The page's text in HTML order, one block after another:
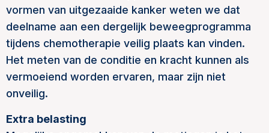
vormen van uitgezaaide kanker weten we dat
deelname aan een dergelijk beweegprogramma
tijdens chemotherapie veilig plaats kan vinden.
Het meten van de conditie en kracht kunnen als
vermoeiend worden ervaren, maar zijn niet
onveilig.
Extra belasting